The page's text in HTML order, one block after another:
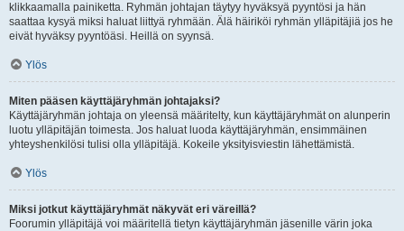
klikkaamalla painiketta. Ryhmän johtajan täytyy hyväksyä pyyntösi ja hän
saattaa kysyä miksi haluat liittyä ryhmään. Älä häiriköi ryhmän ylläpitäjiä jos he
eivät hyväksy pyyntöäsi. Heillä on syynsä.
Ylös
Miten pääsen käyttäjäryhmän johtajaksi?
Käyttäjäryhmän johtaja on yleensä määritelty, kun käyttäjäryhmät on alunperin
luotu ylläpitäjän toimesta. Jos haluat luoda käyttäjäryhmän, ensimmäinen
yhteyshenkilösi tulisi olla ylläpitäjä. Kokeile yksityisviestin lähettämistä.
Ylös
Miksi jotkut käyttäjäryhmät näkyvät eri väreillä?
Foorumin ylläpitäjä voi määritellä tietyn käyttäjäryhmän jäsenille värin joka